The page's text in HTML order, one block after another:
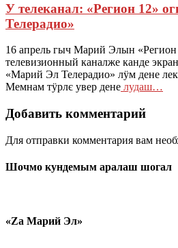
У телеканал: «Регион 12»
Телерадио»
16 апрель гыч Марий Элын «Регион
телевизионный каналже канде
«Марий Эл Телерадио» лӱм дене
Мемнам тӱрлє увер дене лудаш…
Добавить комментарий
Для отправки комментария вам
Шочмо кундемым аралаш шогал
«Zа Марий Эл»